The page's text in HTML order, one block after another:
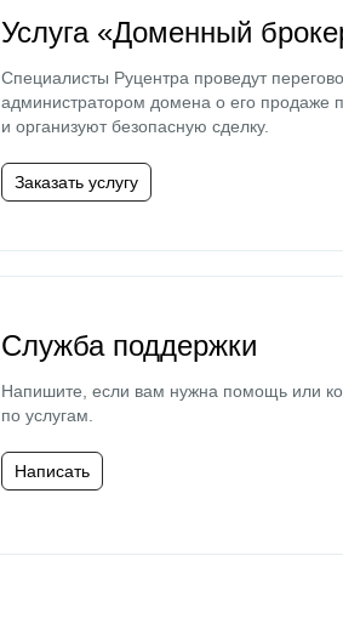
Услуга «Доменный
Специалисты Руцентра проведут
администратором домена о его продаже
и организуют безопасную сделку.
Заказать услугу
Служба поддержки
Напишите, если вам нужна помощь или
по услугам.
Написать